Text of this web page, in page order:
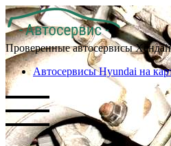
Проверенные автосервисы
Автосервисы Hyundai на